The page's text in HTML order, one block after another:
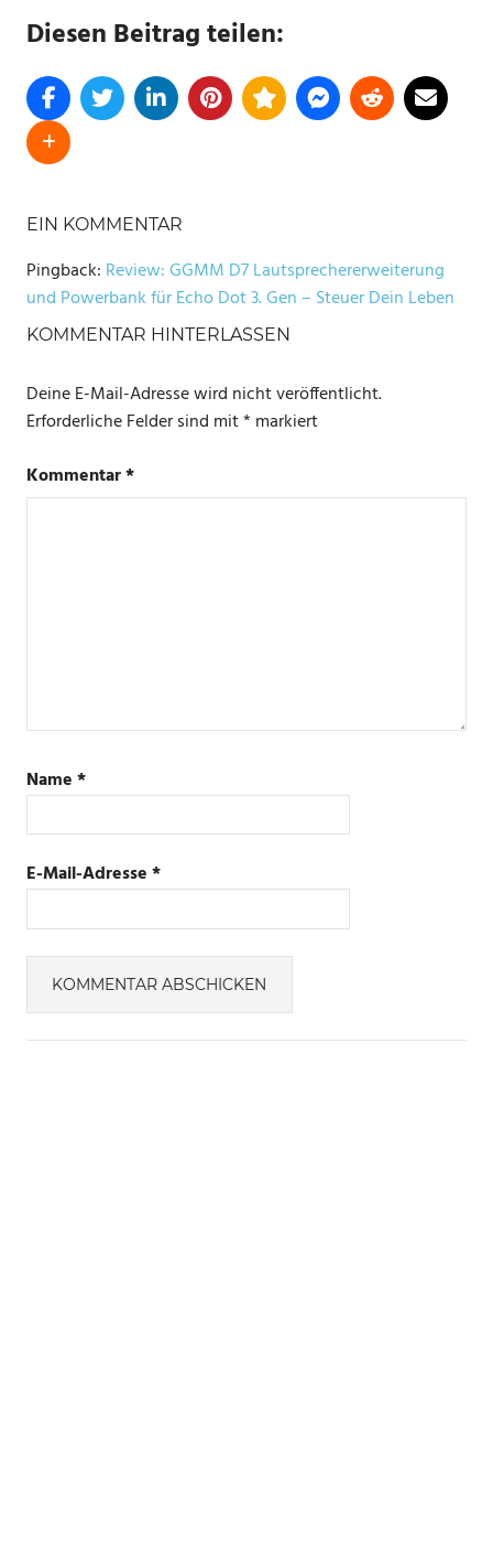
Diesen Beitrag teilen:
ALEXA
ECHO
DOT
POWERBANK
EIN KOMMENTAR
Pingback: Review: GGMM D7 Lautsprechererweiterung
und Powerbank für Echo Dot 3. Gen – Steuer Dein Leben
KOMMENTAR HINTERLASSEN
Deine E-Mail-Adresse wird nicht veröffentlicht.
Erforderliche Felder sind mit* markiert
Kommentar*
Name*
E-Mail-Adresse*